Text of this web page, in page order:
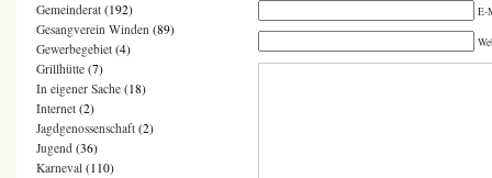
E-
Gemeinderat (192)
Gesangverein Winden (89)
Gewerbegebiet (4)
Grillhütte (7)
In eigener Sache (18)
Internet (2)
Jagdgenossenschaft (2)
Jugend (36)
Karneval (110)